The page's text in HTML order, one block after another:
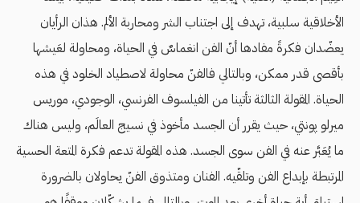
الأخلاقية سلبية، تهدف إلى اجتناب الشر ومحاربة الألم. هذان الرأيان
يعضّدان فكرةً مفادها أنّ الفن انغماسٌ في الحياة، ومحاولة لعَيشها
بأقصى قدر ممكن، وبالتالي فالفنّ محاولة لاصطياد الخلود في هذه
الحياة. المقولة الثالثة تأتينا من الفيلسوف الفرنسي، الوجودي، موريس
ميرلو پونتي، حيث يقرر أن الجسد مأخوذ في نسيج العالَم، وليس هناك
ما يُعَبَّر عنه في الفن سوى الجسد. هذه المقولة تدعم فكرة المتعة الحسية
المرتبطة بإبداع الفن وتلقّيه. الفنان ومتذوق الفنّ يحاولان بالضرورة